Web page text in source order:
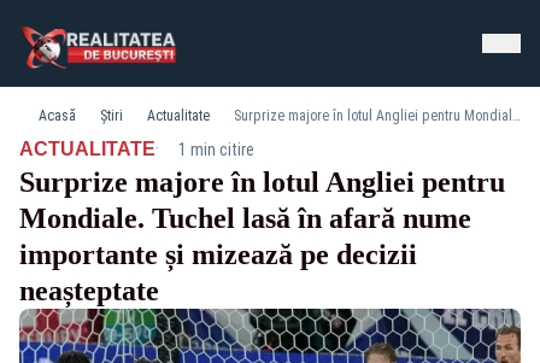
Acasă Știri Actualitate Surprize majore în lotul Angliei pentru Mondiale. Tuchel lasă în afară nume importante și mizează pe decizii neașteptate
ACTUALITATE· 1 min citire
Surprize majore în lotul Angliei pentru
Mondiale. Tuchel lasă în afară nume
importante și mizează pe decizii
neașteptate